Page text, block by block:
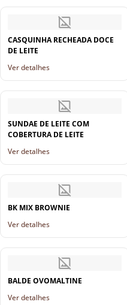
CASQUINHA RECHEADA DOCE
DE LEITE
Ver detalhes
SUNDAE DE LEITE COM
COBERTURA DE LEITE
Ver detalhes
BK MIX BROWNIE
Ver detalhes
BALDE OVOMALTINE
Ver detalhes